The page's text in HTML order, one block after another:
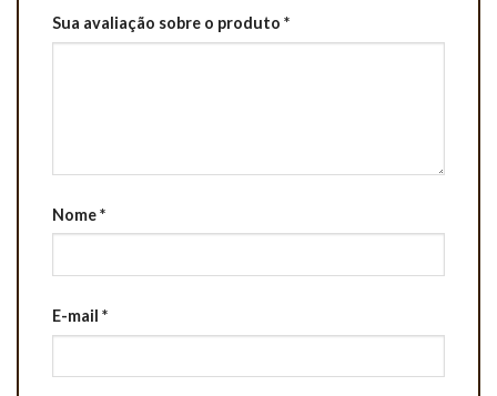
Sua avaliação sobre o produto *
Nome*
E-mail *